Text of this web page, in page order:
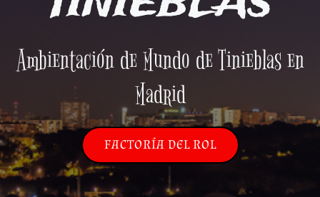
Ambientación de Mundo de Tinieblas en
Madrid
FACTORÍA DEL ROL